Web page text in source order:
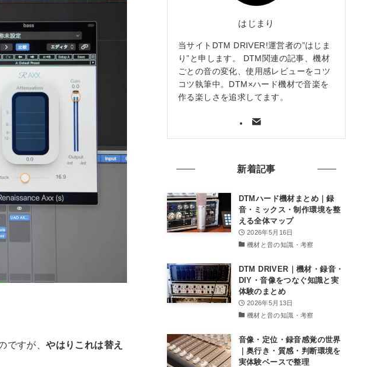
ですが、やはりこれは替え
はじまり
当サイトDTM DRIVER!運営者の”はじま
り”と申します。 DTM関連の記事、機材
ごとの音の変化、使用感レビューをコツ
コツ執筆中。DTM×ハード機材で音楽を
作る楽しさを追求してます。
新着記事
DTMハード機材まとめ｜録
音・ミックス・制作環境を整
える全体マップ
2026年5月16日
機材と音の知識・考察
DTM DRIVER｜機材・録音・
DIY・音像をつなぐ知識と実
体験のまとめ
2026年5月13日
機材と音の知識・考察
音像・定位・録音感覚の世界
｜奥行き・質感・判断環境を
実体験ベースで整理